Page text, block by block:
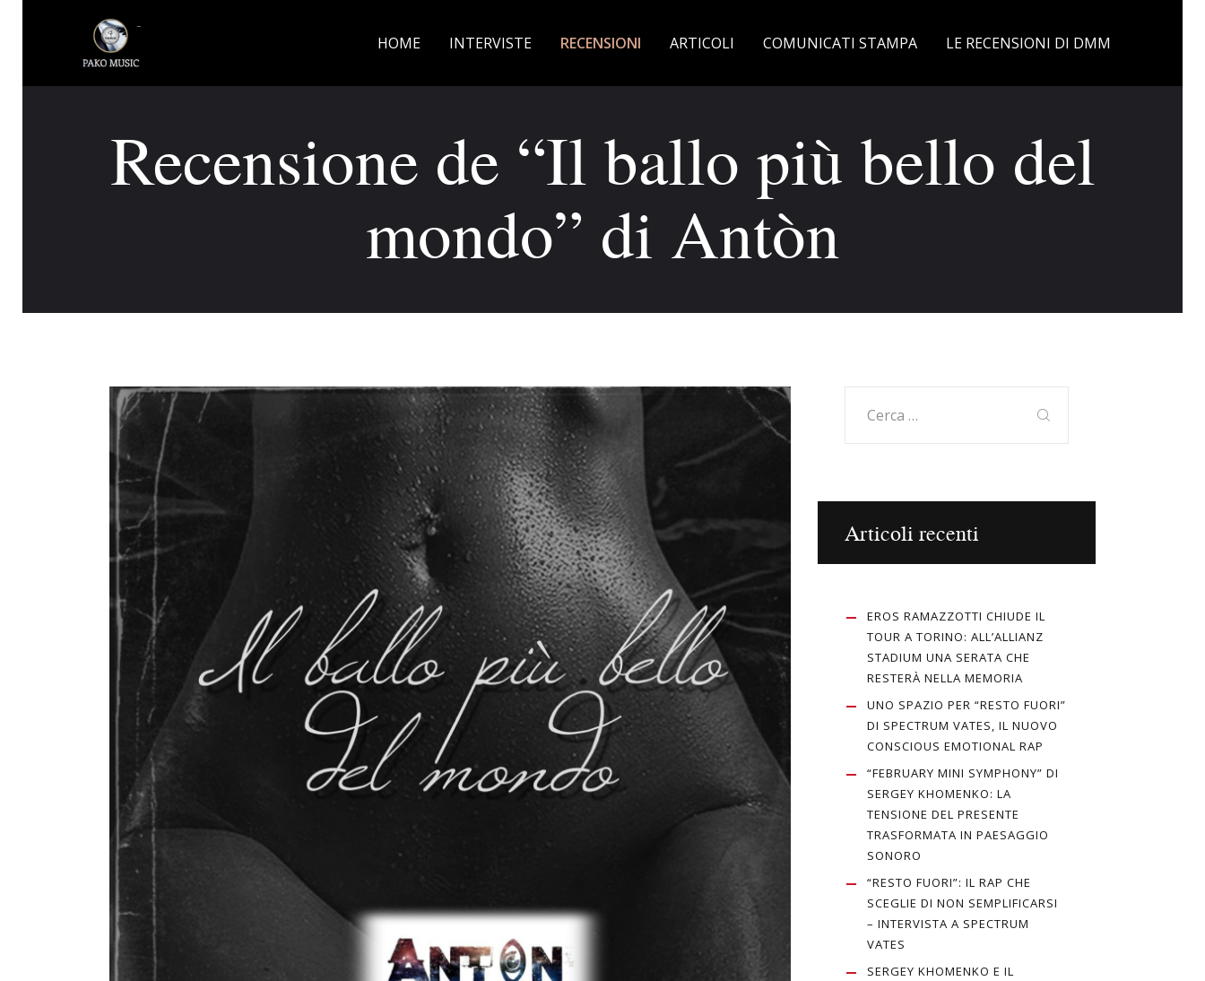
HOME INTERVISTE RECENSIONI ARTICOLI COMUNICATI STAMPA LE RECENSIONI DI DMM
Recensione de “Il ballo più bello del
mondo” di Antòn
per:
Articoli recenti
EROS RAMAZZOTTI CHIUDE IL
TOUR A TORINO: ALL’ALLIANZ
STADIUM UNA SERATA CHE
RESTERÀ NELLA MEMORIA
UNO SPAZIO PER “RESTO FUORI”
DI SPECTRUM VATES, IL NUOVO
CONSCIOUS EMOTIONAL RAP
“FEBRUARY MINI SYMPHONY” DI
SERGEY KHOMENKO: LA
TENSIONE DEL PRESENTE
TRASFORMATA IN PAESAGGIO
SONORO
“RESTO FUORI”: IL RAP CHE
SCEGLIE DI NON SEMPLIFICARSI
– INTERVISTA A SPECTRUM
VATES
SERGEY KHOMENKO E IL